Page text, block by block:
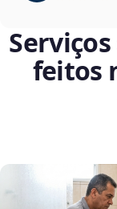
feitos